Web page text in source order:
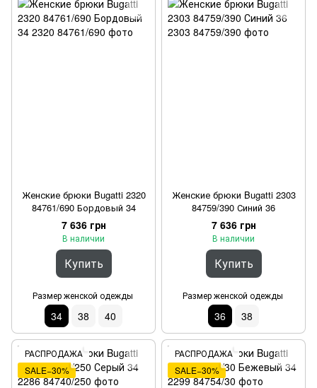
Женские брюки Bugatti 2320
84761/690 Бордовый 34
7 636 грн
В наличии
Купить
Размер женской одежды
34 38 40
Женские брюки Bugatti 2303
84759/390 Синий 36
7 636 грн
В наличии
Купить
Размер женской одежды
36 38
РАСПРОДАЖА
SALE−30%
РАСПРОДАЖА
SALE−30%